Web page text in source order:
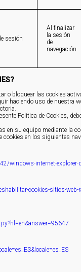
sesión
Al finalizar
la sesión
de
navegación
o bloquear las cookies
haciendo uso de
Política de Cookies,
en su equipo mediante la
en los siguientes
internet-explorer-
cookies-sitios-web-